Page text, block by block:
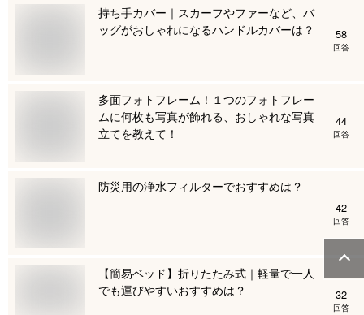
持ち手カバー｜スカーフやファーなど、バ
ッグがおしゃれになるハンドルカバーは？
58
回答
多面フォトフレーム！１つのフォトフレー
ムに何枚も写真が飾れる、おしゃれな写真
立てを教えて！
44
回答
防災用の浄水フィルターでおすすめは？
42
回答
【簡易ベッド】折りたたみ式｜軽量で一人
でも運びやすいおすすめは？
32
回答